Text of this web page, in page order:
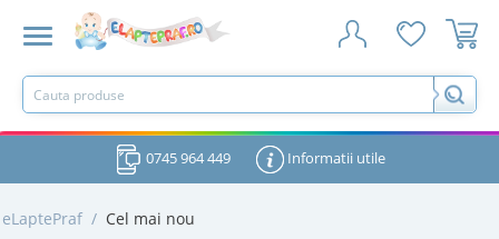
0745 964 449 Informatii utile
eLaptePraf / Cel mai nou